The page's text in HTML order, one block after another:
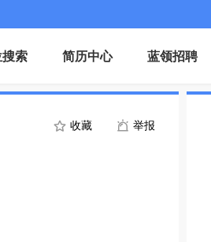
索 简历中心 蓝领招聘
收藏 举报